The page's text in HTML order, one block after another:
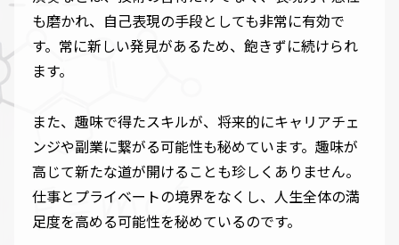
も磨かれ、自己表現の手段としても非常に有効で
す。常に新しい発見があるため、飽きずに続けられ
ます。
また、趣味で得たスキルが、将来的にキャリアチェ
ンジや副業に繋がる可能性も秘めています。趣味が
高じて新たな道が開けることも珍しくありません。
仕事とプライベートの境界をなくし、人生全体の満
足度を高める可能性を秘めているのです。